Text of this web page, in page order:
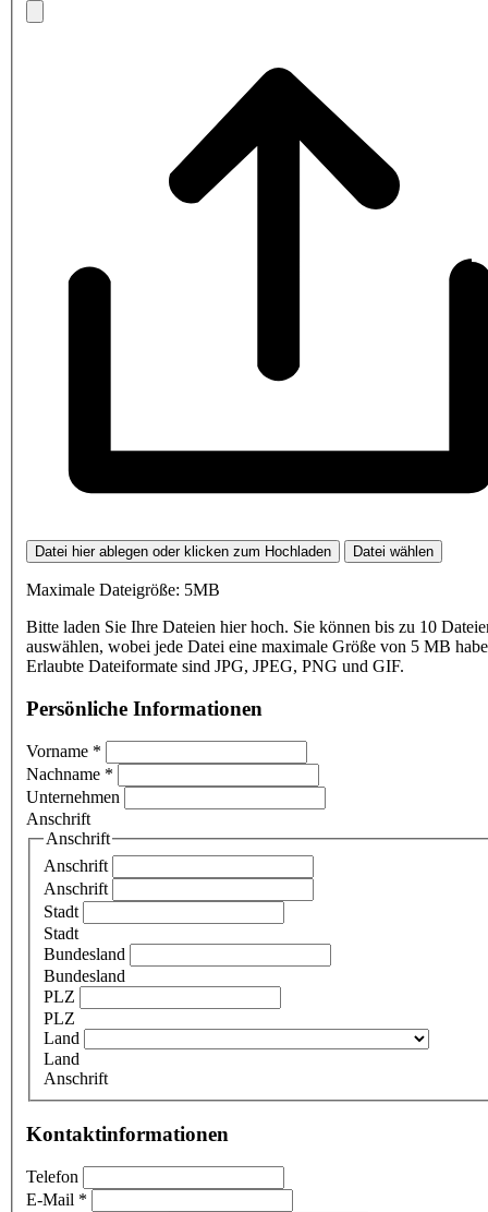
Datei hier ablegen oder klicken zum Hochladen Datei wählen
Maximale Dateigröße: 5MB
Bitte laden Sie Ihre Dateien hier hoch. Sie können bis zu 10
auswählen, wobei jede Datei eine maximale Größe von 5 MB
Erlaubte Dateiformate sind JPG, JPEG, PNG und GIF.
Persönliche Informationen
Vorname *
Nachname *
Unternehmen
Anschrift
Anschrift
Anschrift
Anschrift
Stadt
Stadt
Bundesland
Bundesland
PLZ
PLZ
Land
Land
Anschrift
Kontaktinformationen
Telefon
E-Mail *